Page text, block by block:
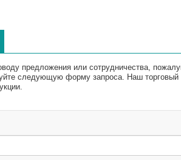
предложения или сотрудничества,
следующую форму запроса. Наш торговый